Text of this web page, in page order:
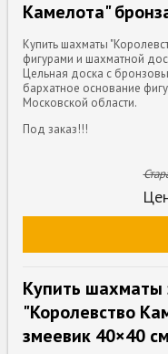
Камелота"
Купить шахматы
фигурами и шахматной
Цельная доска с
бархатное основание
Московской области.
Под заказ!!!
Купить шахматы
"Королевство
змеевик 40×40 см